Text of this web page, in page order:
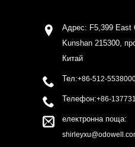
Адрес: F5,399 East
Kunshan 215300,
Китай
Тел:+86-512-
Телефон:+86-
електронна поща: